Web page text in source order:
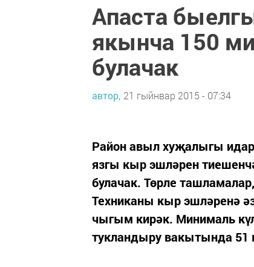
Апаста
якынча 150
булачак
автор, 21 гыйнвар 2015 - 07:34
Район авыл хуҗалыгы
язгы кыр эшләрен
булачак. Төрле
Техниканы кыр эшләренә
чыгым кирәк. Минималь
тукландыру вакытында 51